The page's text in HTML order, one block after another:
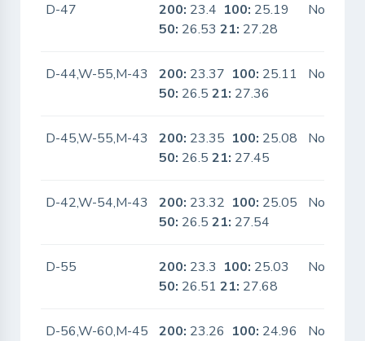
D-47 200: 23.4 100: 25.19
50: 26.5321: 27.28
No
D-44,W-55,M-43 200: 23.37 100: 25.11
50: 26.521: 27.36
No
D-45,W-55,M-43 200: 23.35 100: 25.08
50: 26.521: 27.45
No
D-42,W-54,M-43 200: 23.32 100: 25.05
50: 26.521: 27.54
No
D-55 200: 23.3 100: 25.03
50: 26.5121: 27.68
No
D-56,W-60,M-45 200: 23.26 100: 24.96
No